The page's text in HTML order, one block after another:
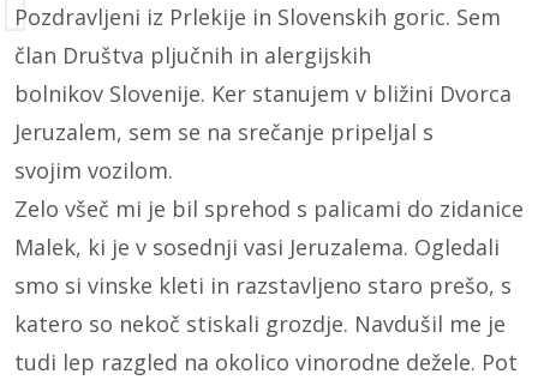
Pozdravljeni iz Prlekije in Slovenskih goric. Sem
član Društva pljučnih in alergijskih
bolnikov Slovenije. Ker stanujem v bližini Dvorca
Jeruzalem, sem se na srečanje pripeljal s
svojim vozilom.
Zelo všeč mi je bil sprehod s palicami do zidanice
Malek, ki je v sosednji vasi Jeruzalema. Ogledali
smo si vinske kleti in razstavljeno staro prešo, s
katero so nekoč stiskali grozdje. Navdušil me je
tudi lep razgled na okolico vinorodne dežele. Pot